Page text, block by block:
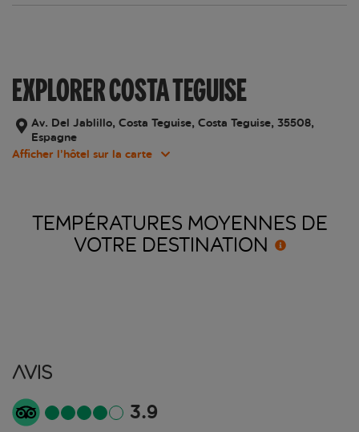
EXPLORER COSTA TEGUISE
Av. Del Jablillo, Costa Teguise, Costa Teguise, 35508,
Espagne
Afficher l’hôtel sur la carte
TEMPÉRATURES MOYENNES DE
VOTRE DESTINATION
Avis
3.9